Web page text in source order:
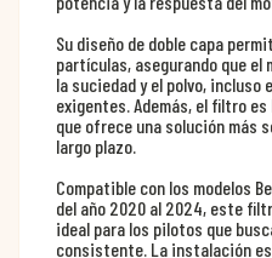
Su diseño de doble capa
partículas, asegurando que
la suciedad y el polvo, incluso
exigentes. Además, el filtro
que ofrece una solución más
largo plazo.
Compatible con los modelos
del año 2020 al 2024, este
ideal para los pilotos que
consistente. La instalación